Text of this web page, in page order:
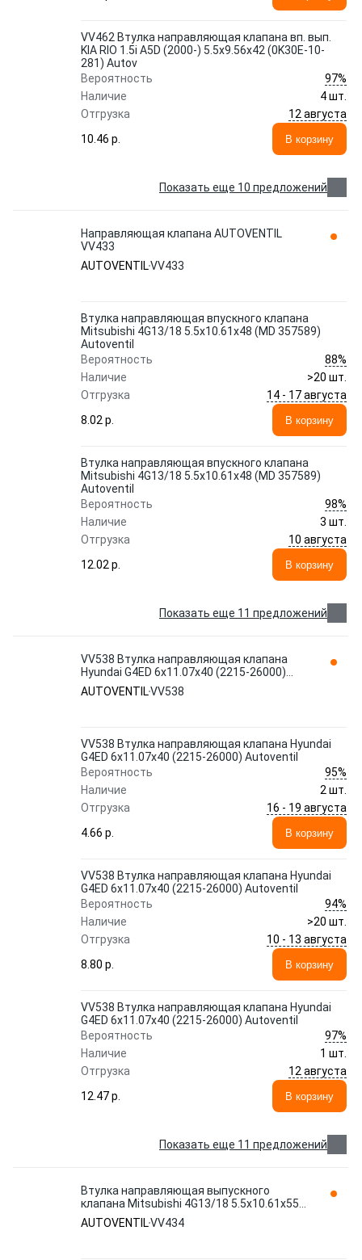
VV462 Втулка направляющая клапана вп. вып.
KIA RIO 1.5i A5D (2000-) 5.5x9.56x42 (0K30E-10-
281) Autov
Вероятность
97%
Наличие
4 шт.
Отгрузка
12 августа
10.46 p.
В корзину
Показать еще 10 предложений
Направляющая клапана AUTOVENTIL
VV433
AUTOVENTILVV433
Втулка направляющая впускного клапана
Mitsubishi 4G13/18 5.5x10.61x48 (MD 357589)
Autoventil
Вероятность
88%
Наличие
>20 шт.
Отгрузка
14 - 17 августа
8.02 p.
В корзину
Втулка направляющая впускного клапана
Mitsubishi 4G13/18 5.5x10.61x48 (MD 357589)
Autoventil
Вероятность
98%
Наличие
3 шт.
Отгрузка
10 августа
12.02 p.
В корзину
Показать еще 11 предложений
VV538 Втулка направляющая клапана
Hyundai G4ED 6x11.07x40 (2215-26000)
Autoventil
AUTOVENTILVV538
VV538 Втулка направляющая клапана Hyundai
G4ED 6x11.07x40 (2215-26000) Autoventil
Вероятность
95%
Наличие
2 шт.
Отгрузка
16 - 19 августа
4.66 p.
В корзину
VV538 Втулка направляющая клапана Hyundai
G4ED 6x11.07x40 (2215-26000) Autoventil
Вероятность
94%
Наличие
>20 шт.
Отгрузка
10 - 13 августа
8.80 p.
В корзину
VV538 Втулка направляющая клапана Hyundai
G4ED 6x11.07x40 (2215-26000) Autoventil
Вероятность
97%
Наличие
1 шт.
Отгрузка
12 августа
12.47 p.
В корзину
Показать еще 11 предложений
Втулка направляющая выпускного
клапана Mitsubishi 4G13/18 5.5x10.61x55
(MD 357586) Autoventil VV434
AUTOVENTILVV434